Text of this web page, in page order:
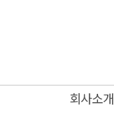
회사소개